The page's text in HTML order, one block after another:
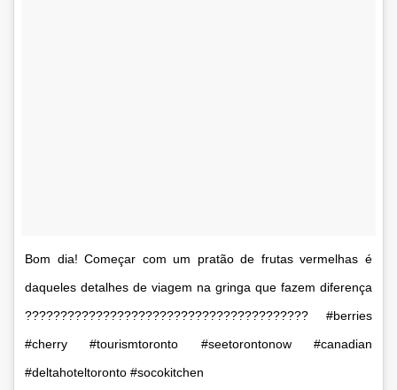
Bom dia! Começar com um pratão de frutas vermelhas é
daqueles detalhes de viagem na gringa que fazem diferença
???????????????????????????????????????? #berries
#cherry #tourismtoronto #seetorontonow #canadian
#deltahoteltoronto #socokitchen